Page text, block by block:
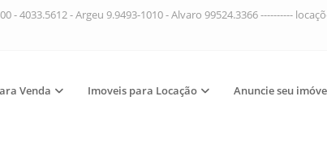
- 4033.5612 - Argeu 9.9493-1010 - Alvaro 99524.3366 ----------
Venda Imoveis para Locação Anuncie seu